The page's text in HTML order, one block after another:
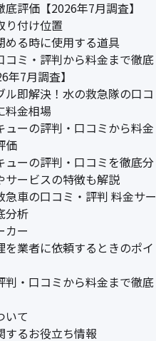
評価【2026年7月調査】
り付け位置
める時に使用する道具
コミ・評判から料金まで徹底
年7月調査】
ル即解決！水の救急隊の口コ
料金相場
ューの評判・口コミから料金
価
ューの評判・口コミを徹底分
サービスの特徴も解説
急車の口コミ・評判 料金サー
分析
カー
を業者に依頼するときのポイ
判・口コミから料金まで徹底
いて
するお役立ち情報